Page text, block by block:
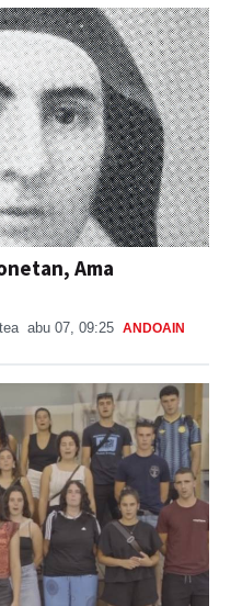
Ama
abu 07, 09:25 ANDOAIN